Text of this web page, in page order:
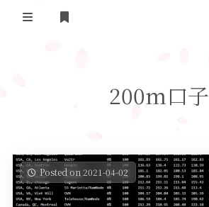
表面兄弟(友链)
Log in
200m口子
Posted on 2021-04-02